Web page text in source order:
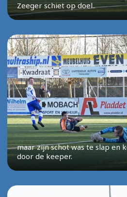
Zeeger schiet op doel..
maar zijn schot was te slap en
door de keeper.